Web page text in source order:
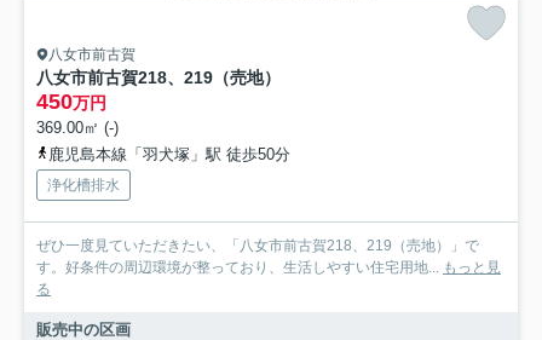
八女市前古賀
八女市前古賀218、219（売地）
450万円
369.00㎡ (-)
鹿児島本線「羽犬塚」駅 徒歩50分
浄化槽排水
ぜひ一度見ていただきたい、「八女市前古賀218、219（売地）」で
す。好条件の周辺環境が整っており、生活しやすい住宅用地... もっと見
る
販売中の区画